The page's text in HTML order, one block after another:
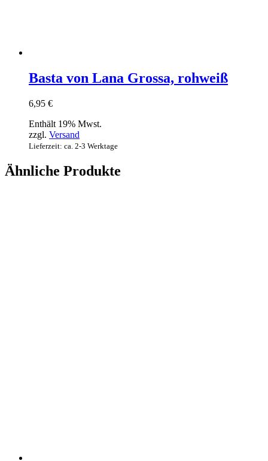
Basta von Lana Grossa, rohweiß
6,95 €
Enthält 19% Mwst.
zzgl. Versand
Lieferzeit: ca. 2-3 Werktage
Ähnliche Produkte